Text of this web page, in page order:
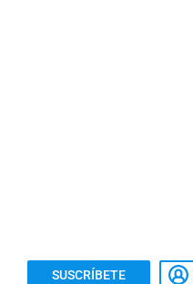
SUSCRÍBETE